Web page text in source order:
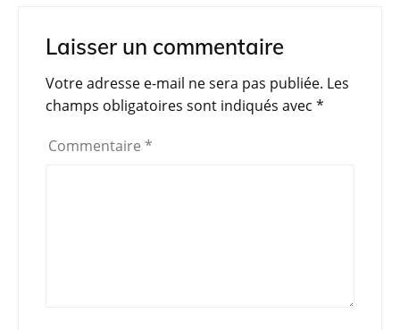
e
b
o
o
k
er s
A
p
p
gr
a
m
g
er
Laisser un commentaire
Votre adresse e-mail ne sera pas publiée. Les
champs obligatoires sont indiqués avec *
Commentaire *